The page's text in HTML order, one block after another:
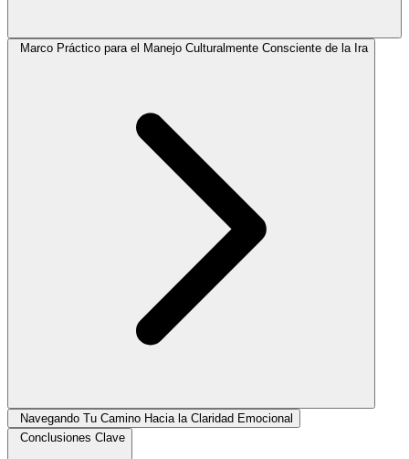
Marco Práctico para el Manejo Culturalmente Consciente de la Ira
Navegando Tu Camino Hacia la Claridad Emocional
Conclusiones Clave